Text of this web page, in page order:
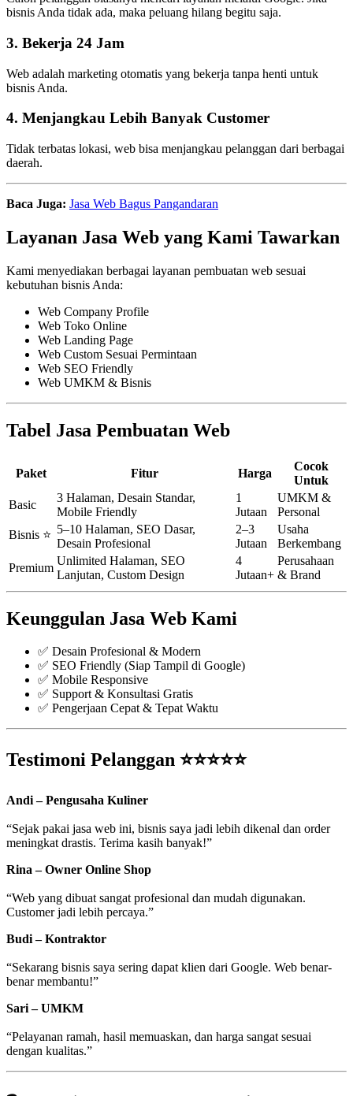
bisnis Anda tidak ada, maka peluang hilang begitu saja.
3. Bekerja 24 Jam
Web adalah marketing otomatis yang bekerja tanpa henti untuk
bisnis Anda.
4. Menjangkau Lebih Banyak Customer
Tidak terbatas lokasi, web bisa menjangkau pelanggan dari berbagai
daerah.
Baca Juga: Jasa Web Bagus Pangandaran
Layanan Jasa Web yang Kami Tawarkan
Kami menyediakan berbagai layanan pembuatan web sesuai
kebutuhan bisnis Anda:
Web Company Profile
Web Toko Online
Web Landing Page
Web Custom Sesuai Permintaan
Web SEO Friendly
Web UMKM & Bisnis
Tabel Jasa Pembuatan Web
Paket Fitur Harga
Cocok
Untuk
Basic
3 Halaman, Desain Standar,
Mobile Friendly
1
Jutaan
UMKM &
Personal
Bisnis ⭐ 5–10 Halaman, SEO Dasar,
Desain Profesional
2–3
Jutaan
Usaha
Berkembang
Premium
Unlimited Halaman, SEO
Lanjutan, Custom Design
4
Jutaan+
Perusahaan
& Brand
Keunggulan Jasa Web Kami
✅ Desain Profesional & Modern
✅ SEO Friendly (Siap Tampil di Google)
✅ Mobile Responsive
✅ Support & Konsultasi Gratis
✅ Pengerjaan Cepat & Tepat Waktu
Testimoni Pelanggan ⭐⭐⭐⭐⭐
Andi – Pengusaha Kuliner
“Sejak pakai jasa web ini, bisnis saya jadi lebih dikenal dan order
meningkat drastis. Terima kasih banyak!”
Rina – Owner Online Shop
“Web yang dibuat sangat profesional dan mudah digunakan.
Customer jadi lebih percaya.”
Budi – Kontraktor
“Sekarang bisnis saya sering dapat klien dari Google. Web benar-
benar membantu!”
Sari – UMKM
“Pelayanan ramah, hasil memuaskan, dan harga sangat sesuai
dengan kualitas.”